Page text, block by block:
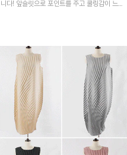
니다! 앞슬릿으로 포인트를 주고 쿨링감이 느